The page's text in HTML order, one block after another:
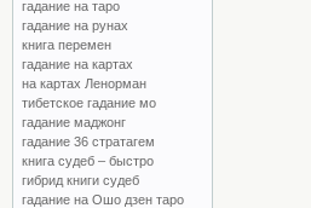
гадание на таро
гадание на рунах
книга перемен
гадание на картах
на картах Ленорман
тибетское гадание мо
гадание маджонг
гадание 36 стратагем
книга судеб – быстро
гибрид книги судеб
гадание на Ошо дзен таро